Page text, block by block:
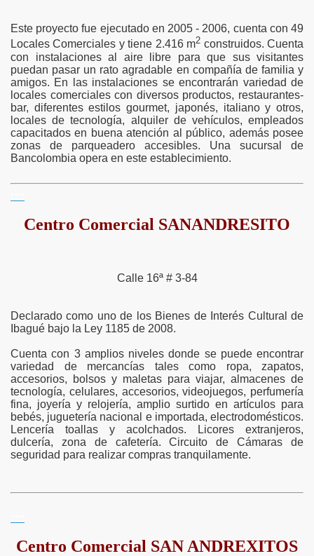
Este proyecto fue ejecutado en 2005 - 2006, cuenta con 49
Locales Comerciales y tiene 2.416 m2 construidos. Cuenta
con instalaciones al aire libre para que sus visitantes
puedan pasar un rato agradable en compañía de familia y
amigos. En las instalaciones se encontrarán variedad de
locales comerciales con diversos productos, restaurantes-
bar, diferentes estilos gourmet, japonés, italiano y otros,
locales de tecnología, alquiler de vehículos, empleados
capacitados en buena atención al público, además posee
zonas de parqueadero accesibles. Una sucursal de
Bancolombia opera en este establecimiento.
Centro Comercial SANANDRESITO
Calle 16ª # 3-84
Declarado como uno de los Bienes de Interés Cultural de
Ibagué bajo la Ley 1185 de 2008.
Cuenta con 3 amplios niveles donde se puede encontrar
variedad de mercancías tales como ropa, zapatos,
accesorios, bolsos y maletas para viajar, almacenes de
tecnología, celulares, accesorios, videojuegos, perfumería
fina, joyería y relojería, amplio surtido en artículos para
bebés, juguetería nacional e importada, electrodomésticos.
Lencería toallas y acolchados. Licores extranjeros,
dulcería, zona de cafetería. Circuito de Cámaras de
seguridad para realizar compras tranquilamente.
Centro Comercial SAN ANDREXITOS